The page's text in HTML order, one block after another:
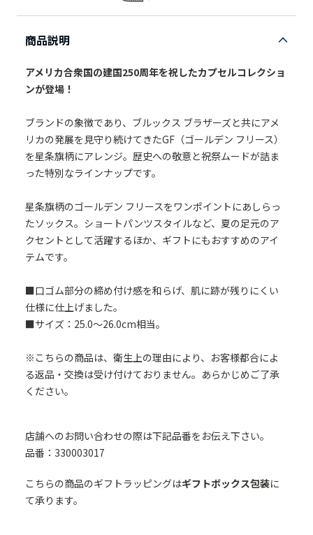
商品説明
アメリカ合衆国の建国250周年を祝したカプセルコレクショ
ンが登場！
ブランドの象徴であり、ブルックス ブラザーズと共にアメ
リカの発展を見守り続けてきたGF（ゴールデン フリース）
を星条旗柄にアレンジ。歴史への敬意と祝祭ムードが詰ま
った特別なラインナップです。
星条旗柄のゴールデン フリースをワンポイントにあしらっ
たソックス。ショートパンツスタイルなど、夏の足元のア
クセントとして活躍するほか、ギフトにもおすすめのアイ
テムです。
■口ゴム部分の締め付け感を和らげ、肌に跡が残りにくい
仕様に仕上げました。
■サイズ：25.0～26.0cm相当。
※こちらの商品は、衛生上の理由により、お客様都合によ
る返品・交換は受け付けておりません。あらかじめご了承
ください。
店舗へのお問い合わせの際は下記品番をお伝え下さい。
品番：330003017
こちらの商品のギフトラッピングはギフトボックス包装に
て承ります。